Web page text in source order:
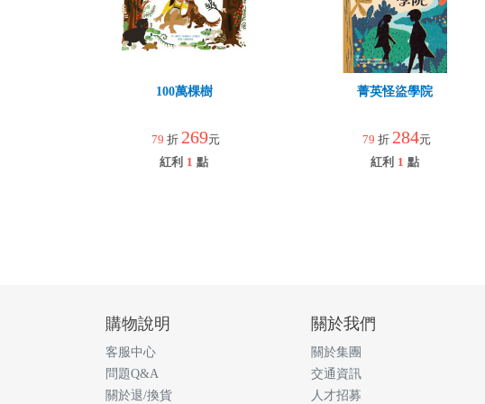
100萬棵樹
79 折 269元
紅利 1 點
菁英怪盜學院
79 折 284元
紅利 1 點
購物說明
客服中心
問題Q&A
關於退/換貨
關於我們
關於集團
交通資訊
人才招募